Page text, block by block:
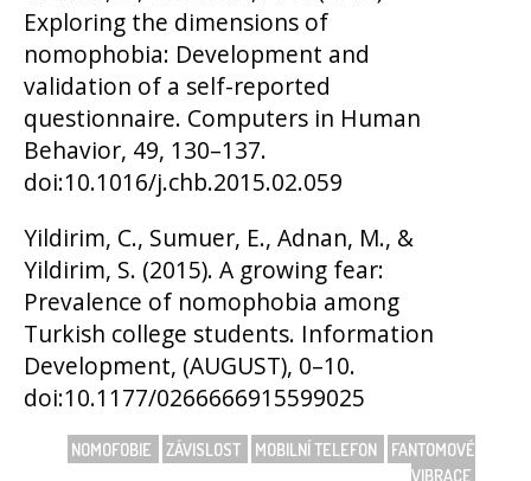
Exploring the dimensions of
nomophobia: Development and
validation of a self-reported
questionnaire. Computers in Human
Behavior, 49, 130–137.
doi:10.1016/j.chb.2015.02.059
Yildirim, C., Sumuer, E., Adnan, M., &
Yildirim, S. (2015). A growing fear:
Prevalence of nomophobia among
Turkish college students. Information
Development, (AUGUST), 0–10.
doi:10.1177/0266666915599025
NOMOFOBIE ZÁVISLOST MOBILNÍ TELEFON
FANTOMOVÉ
VIBRACE